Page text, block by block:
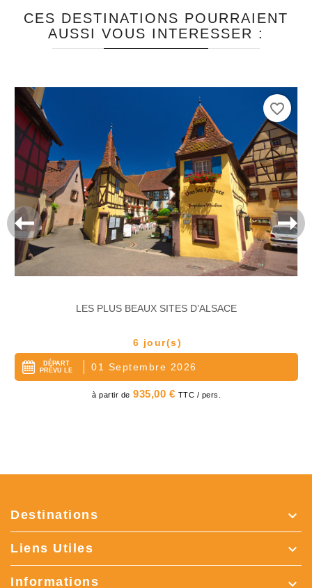
CES DESTINATIONS POURRAIENT
AUSSI VOUS INTERESSER :
LES PLUS BEAUX SITES D’ALSACE
6 jour(s)
DÉPART
PRÉVU LE
01 Septembre 2026
Prix
à partir de 935,00 € TTC / pers.
favorite_border
Destinations 
Liens Utiles 
Informations